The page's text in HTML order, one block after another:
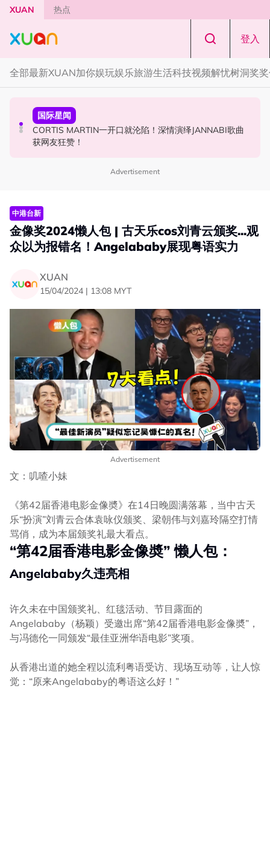
Skip to main content
XUAN 热点
登入
全部最新XUAN加你娱玩娱乐旅游生活科技视频解忧树洞奖
国际星闻
张员瑛频陷耍大牌争议！首度吐心声：真相终究会浮出水
面！
演唱会
F✦FOREVER 首次来马开唱！万人合唱《流星雨》，梦回
《流星花园》
国际星闻
CORTIS MARTIN一开口就沦陷！深情演绎JANNABI歌曲
获网友狂赞！
Advertisement
中港台新
金像奖2024懒人包 | 古天乐cos刘青云颁奖...观
众以为报错名！Angelababy展现粤语实力
XUAN
15/04/2024 | 13:08 MYT
Advertisement
文：叽喳小妹
《第42届香港电影金像奬》在14日晚圆满落幕，当中古天
乐“扮演”刘青云合体袁咏仪颁奖、梁朝伟与刘嘉玲隔空打情
骂俏，成为本届颁奖礼最大看点。
“第42届香港电影金像奬” 懒人包：
Angelababy久违亮相
许久未在中国颁奖礼、红毯活动、节目露面的
Angelababy（杨颖）受邀出席“第42届香港电影金像奬”，
与冯德伦一同颁发“最佳亚洲华语电影”奖项。
从香港出道的她全程以流利粤语受访、现场互动等，让人惊
觉：“原来Angelababy的粤语这么好！”